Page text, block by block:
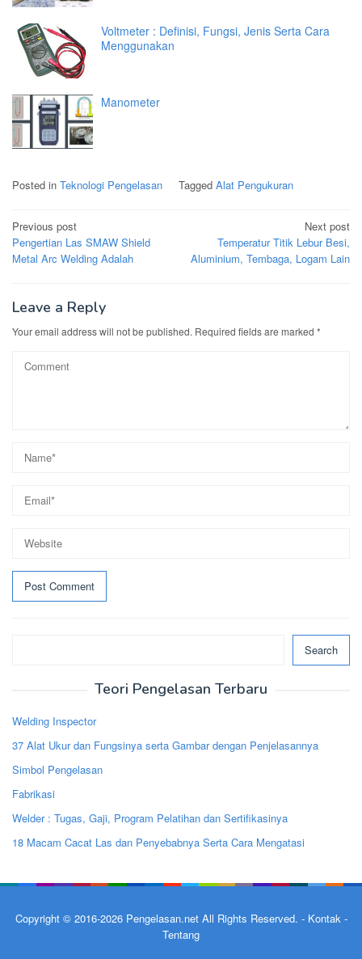
Voltmeter : Definisi, Fungsi, Jenis Serta Cara
Menggunakan
Manometer
Posted in Teknologi Pengelasan Tagged Alat Pengukuran
Post
navigation
Previous post
Pengertian Las SMAW Shield
Metal Arc Welding Adalah
Next post
Temperatur Titik Lebur Besi,
Aluminium, Tembaga, Logam Lain
Leave a Reply
Your email address will not be published. Required fields are marked *
Search
Teori Pengelasan Terbaru
Welding Inspector
37 Alat Ukur dan Fungsinya serta Gambar dengan Penjelasannya
Simbol Pengelasan
Fabrikasi
Welder : Tugas, Gaji, Program Pelatihan dan Sertifikasinya
18 Macam Cacat Las dan Penyebabnya Serta Cara Mengatasi
Copyright © 2016-2026 Pengelasan.netAll Rights Reserved. - Kontak-
Tentang